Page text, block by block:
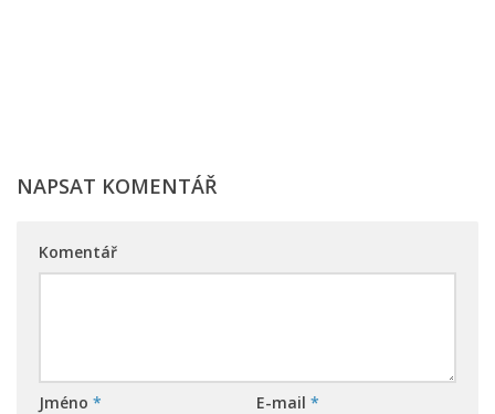
NAPSAT KOMENTÁŘ
Komentář
Jméno * E-mail *